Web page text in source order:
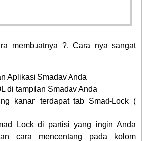
membuatnya ?. Cara nya sangat
Aplikasi Smadav Anda
di tampilan Smadav Anda
kanan terdapat tab Smad-Lock (
Lock di partisi yang ingin Anda
cara mencentang pada kolom